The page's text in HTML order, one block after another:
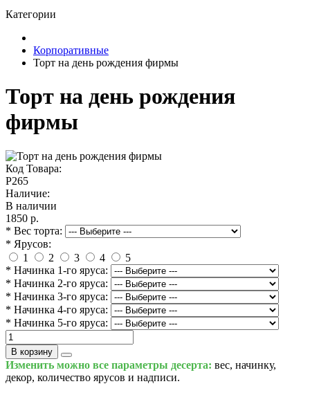
Категории
Корпоративные
Торт на день рождения фирмы
Торт на день рождения
фирмы
Код Товара:
P265
Наличие:
В наличии
1850 р.
* Вес торта:
* Ярусов:
1
2 3 4
5
* Начинка 1-го яруса:
* Начинка 2-го яруса:
* Начинка 3-го яруса:
* Начинка 4-го яруса:
* Начинка 5-го яруса:
В корзину
Изменить можно все параметры десерта: вес, начинку,
декор, количество ярусов и надписи.